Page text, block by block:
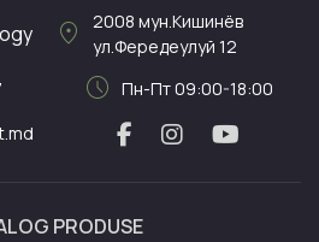
location_on 2008 мун.Кишинёв
ул.Фередеулуй 12
schedule Пн-Пт 09:00-18:00
PRODUSE